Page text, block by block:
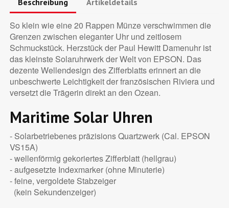
So klein wie eine 20 Rappen Münze verschwimmen die
Grenzen zwischen eleganter Uhr und zeitlosem
Schmuckstück. Herzstück der Paul Hewitt Damenuhr ist
das kleinste Solaruhrwerk der Welt von EPSON. Das
dezente Wellendesign des Zifferblatts erinnert an die
unbeschwerte Leichtigkeit der französischen Riviera und
versetzt die Trägerin direkt an den Ozean.
Maritime Solar Uhren
- Solarbetriebenes präzisions Quartzwerk (Cal. EPSON
VS15A)
- wellenförmig gekoriertes Zifferblatt (hellgrau)
- aufgesetzte Indexmarker (ohne Minuterie)
- feine, vergoldete Stabzeiger
(kein Sekundenzeiger)